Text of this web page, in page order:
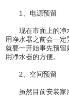
1、电源预留
现在市面上的净
用净水器之前会一
就要一开始事先预
用净水器的方便。
2、空间预留
虽然目前安装